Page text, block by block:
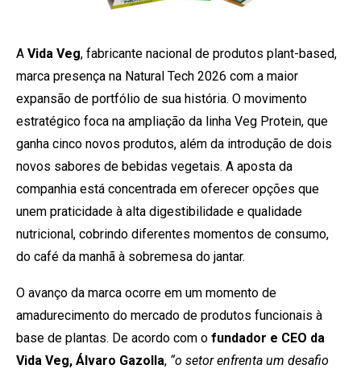
A Vida Veg, fabricante nacional de produtos plant-based,
marca presença na Natural Tech 2026 com a maior
expansão de portfólio de sua história. O movimento
estratégico foca na ampliação da linha Veg Protein, que
ganha cinco novos produtos, além da introdução de dois
novos sabores de bebidas vegetais. A aposta da
companhia está concentrada em oferecer opções que
unem praticidade à alta digestibilidade e qualidade
nutricional, cobrindo diferentes momentos de consumo,
do café da manhã à sobremesa do jantar.
O avanço da marca ocorre em um momento de
amadurecimento do mercado de produtos funcionais à
base de plantas. De acordo com o fundador e CEO da
Vida Veg, Álvaro Gazolla, “o setor enfrenta um desafio